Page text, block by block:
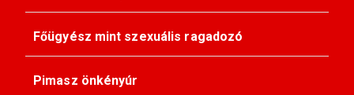
Főügyész mint szexuális ragadozó
Pimasz önkényúr